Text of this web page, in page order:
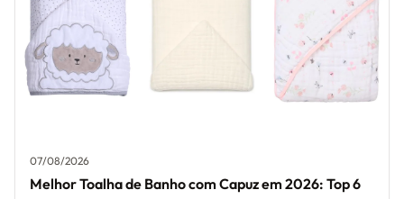
07/08/2026
Melhor Toalha de Banho com Capuz em 2026: Top 6